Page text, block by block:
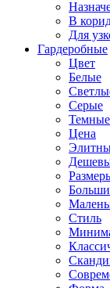
В
Для
Гардеробные
Цвет
Белые
Серые
Темные
Цена
Стиль